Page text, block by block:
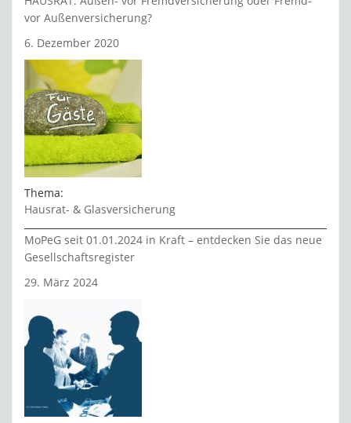
vor Außenversicherung?
6. Dezember 2020
Thema:
Hausrat- & Glasversicherung
MoPeG seit 01.01.2024 in Kraft – entdecken Sie das neue
Gesellschaftsregister
29. März 2024